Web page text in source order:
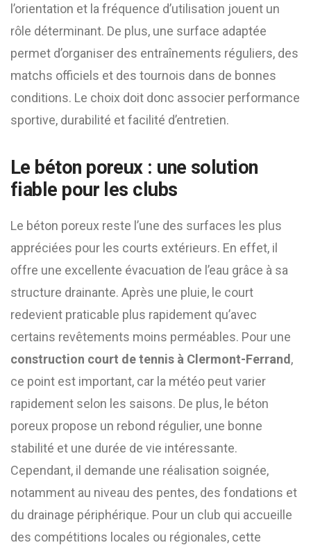
l’orientation et la fréquence d’utilisation jouent un
rôle déterminant. De plus, une surface adaptée
permet d’organiser des entraînements réguliers, des
matchs officiels et des tournois dans de bonnes
conditions. Le choix doit donc associer performance
sportive, durabilité et facilité d’entretien.
Le béton poreux : une solution
fiable pour les clubs
Le béton poreux reste l’une des surfaces les plus
appréciées pour les courts extérieurs. En effet, il
offre une excellente évacuation de l’eau grâce à sa
structure drainante. Après une pluie, le court
redevient praticable plus rapidement qu’avec
certains revêtements moins perméables. Pour une
construction court de tennis à Clermont-Ferrand ,
ce point est important, car la météo peut varier
rapidement selon les saisons. De plus, le béton
poreux propose un rebond régulier, une bonne
stabilité et une durée de vie intéressante.
Cependant, il demande une réalisation soignée,
notamment au niveau des pentes, des fondations et
du drainage périphérique. Pour un club qui accueille
des compétitions locales ou régionales, cette